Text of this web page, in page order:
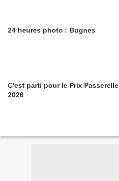
24 heures photo : Bugnes
C'est parti pour le Prix Passerelle
2026